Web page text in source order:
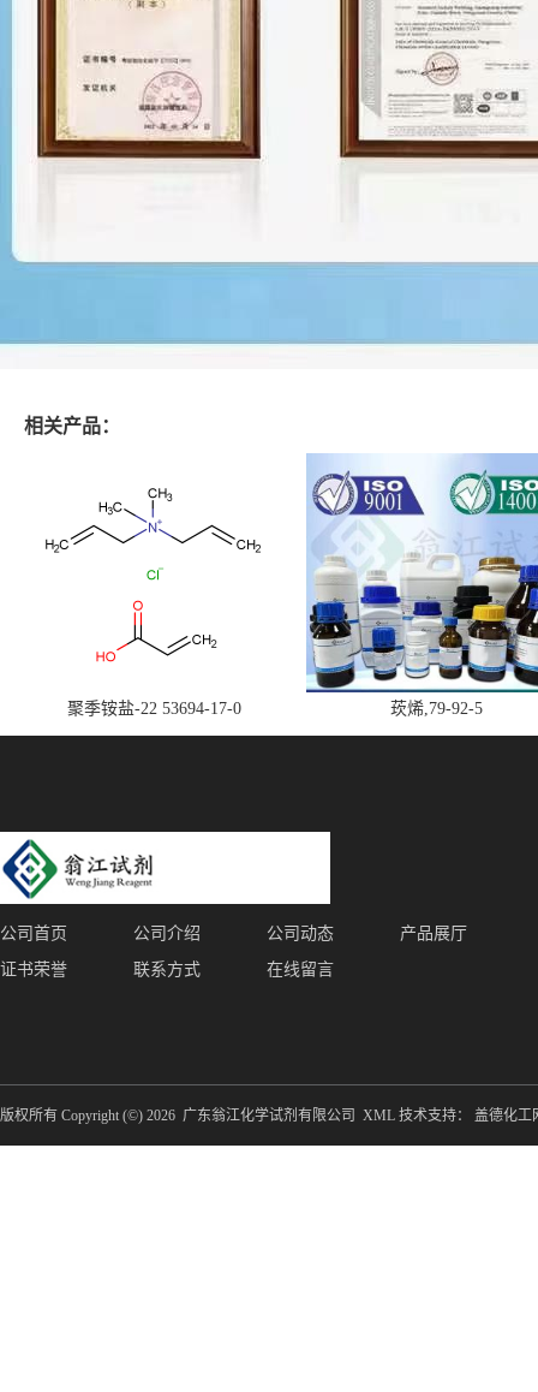
相关产品：
聚季铵盐-22 53694-17-0 莰烯,79-92-5
公司首页 公司介绍 公司动态
产品展厅
证书荣誉
联系方式 在线留言
版权所有 Copyright (©) 2026 广东翁江化学试剂有限公司 XML 技术支持： 盖德化工